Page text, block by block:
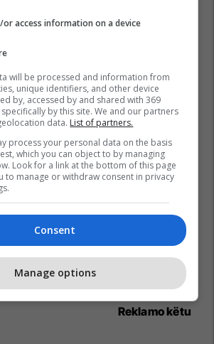
Reklamo këtu
or access information on a device
will be processed and information from
unique identifiers, and other device
by, accessed by and shared with 369
by this site. We and our partners
data. List of partners.
process your personal data on the basis
which you can object to by managing
Look for a link at the bottom of this page
to manage or withdraw consent in privacy
Consent
Manage options